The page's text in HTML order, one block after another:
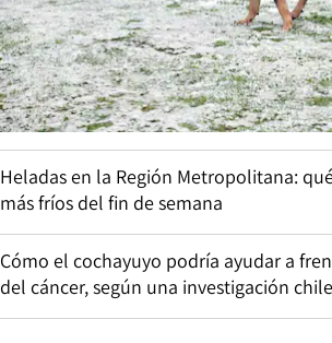
Heladas en la Región Metropolitana:
más fríos del fin de semana
Cómo el cochayuyo podría ayudar a
del cáncer, según una investigación